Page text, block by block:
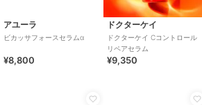
アユーラ
ビカッサフォースセラムα
¥8,800
ドクターケイ
ドクターケイ Cコントロール
リペアセラム
¥9,350